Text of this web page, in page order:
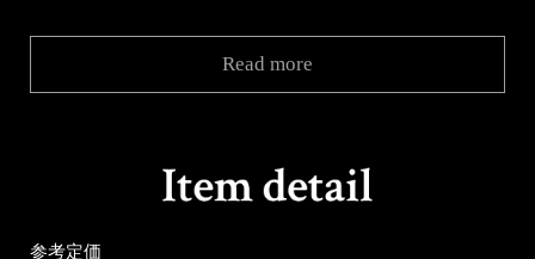
Read more
参考定価